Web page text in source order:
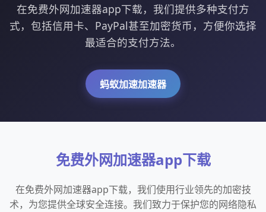
在免费外网加速器app下载，我们提供多种支付方
式，包括信用卡、PayPal甚至加密货币，方便你选择
最适合的支付方法。
蚂蚁加速加速器
免费外网加速器app下载
在免费外网加速器app下载，我们使用行业领先的加密技
术，为您提供全球安全连接。我们致力于保护您的网络隐私